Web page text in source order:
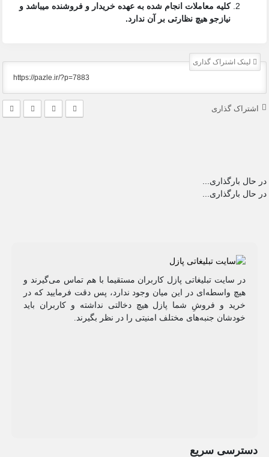
کلیه معاملات انجام شده به عهده خریدار و فروشنده میباشد و
نیازجو هیچ نظارتی بر آن ندارد.
لینک اشتراک گذاری
اشتراک گذاری
در حال بارگذاری...
در حال بارگذاری...
در سایت تبلیغاتی پازل کاربران مستقیما با هم تماس می‌گیرند و
هیچ واسطه‌ای در این میان وجود ندارد، پس دقت فرمایید که در
خرید و فروشِ شما پازل هیچ دخالتی نداشته و کاربران باید
خودشان جنبه‌های مختلف امنیتی را در نظر بگیرند.
دسترسی سریع